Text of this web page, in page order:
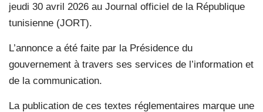
jeudi 30 avril 2026 au Journal officiel de la République
tunisienne (JORT).
L’annonce a été faite par la Présidence du
gouvernement à travers ses services de l’information et
de la communication.
La publication de ces textes réglementaires marque une